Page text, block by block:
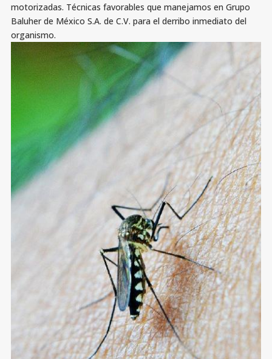
motorizadas. Técnicas favorables que manejamos en Grupo
Baluher de México S.A. de C.V. para el derribo inmediato del
organismo.